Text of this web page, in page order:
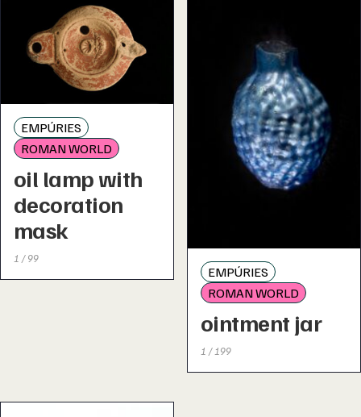
EMPÚRIES
ROMAN WORLD
oil lamp with
decoration
mask
1 / 99
EMPÚRIES
ROMAN WORLD
ointment jar
1 / 199